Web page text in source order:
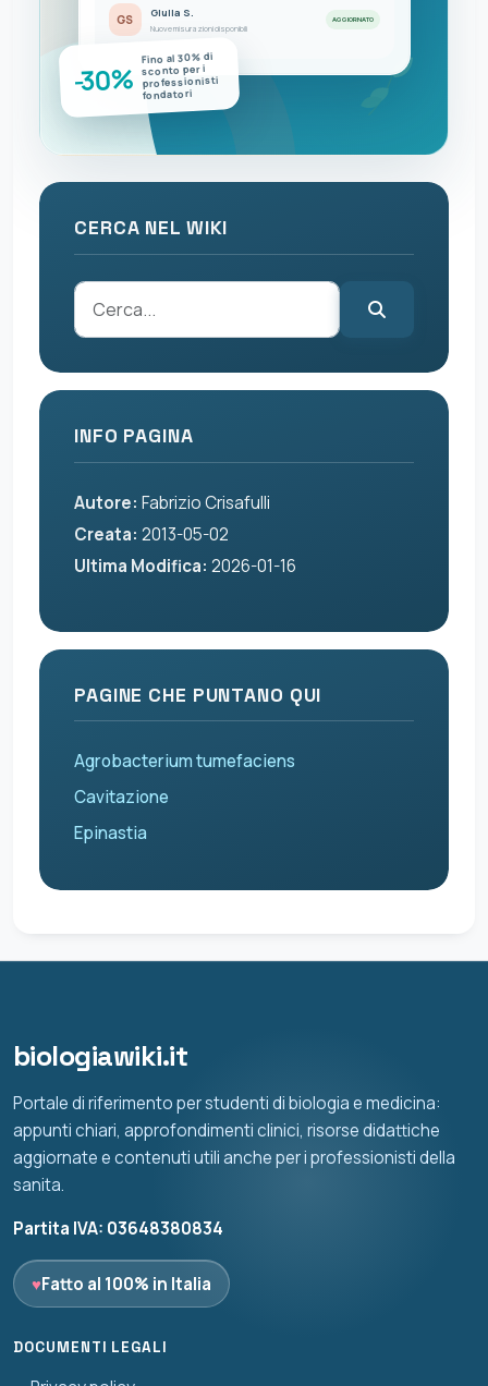
GS Giulia S.
Nuove misurazioni disponibili
AGGIORNATO
-30%
Fino al 30% di
sconto per i
professionisti
fondatori
CERCA NEL WIKI
INFO PAGINA
Autore: Fabrizio Crisafulli
Creata: 2013-05-02
Ultima Modifica: 2026-01-16
PAGINE CHE PUNTANO QUI
Agrobacterium tumefaciens
Cavitazione
Epinastia
biologiawiki.it
Portale di riferimento per studenti di biologia e medicina:
appunti chiari, approfondimenti clinici, risorse didattiche
aggiornate e contenuti utili anche per i professionisti della
sanita.
Partita IVA: 03648380834
♥Fatto al 100% in Italia
DOCUMENTI LEGALI